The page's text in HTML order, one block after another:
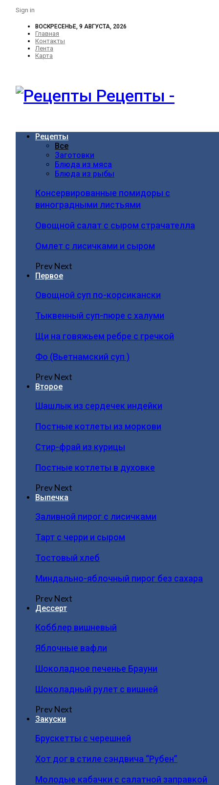
Sign in
ВОСКРЕСЕНЬЕ, 9 АВГУСТА, 2026
Главная
Контакты
Лента
Карта
Рецепты -
Рецепты
Все
Заготовки
Блюда из мяса
Блюда из рыбы
Консервированные помидоры с
виноградными листьями
Овощной салат с сыром страчателла
Омлет с лисичками и сыром
PrevNext
Первое
Овощной суп по-корсикански
Тыквенный суп-пюре с халуми
Щи на говяжьем ребре с гречкой
Фо (Вьетнамский суп )
PrevNext
Второе
Шашлык из сердечек индейки
Постные котлеты из моркови
Стир-фрай из курицы
Постные котлеты в духовке
PrevNext
Выпечка
Заливной пирог с лисичками
Тарт с черри и сыром
Тостовый хлеб
Миндально-яблочный пирог без сахара
PrevNext
Дессерт
Кобблер вишневый
Яблочные вафли
Шоколадное печенье Брауни
Шоколадный рулет с вишней
PrevNext
Закуски
Брускетты с черешней
Хот дог в стиле сэндвича “Рубен”
Молодые кабачки с салатной заправкой